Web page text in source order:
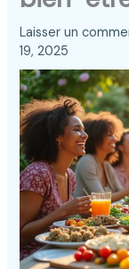
Laisser un
19, 2025